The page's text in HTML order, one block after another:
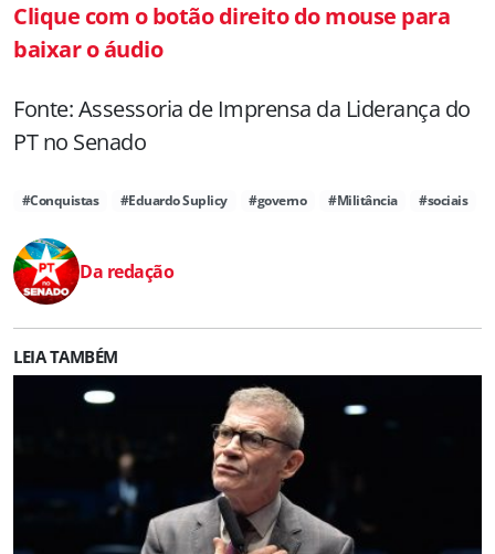
Clique com o botão direito do mouse para
baixar o áudio
Fonte: Assessoria de Imprensa da Liderança do
PT no Senado
#Conquistas #Eduardo Suplicy #governo #Militância #sociais
Da redação
LEIA TAMBÉM